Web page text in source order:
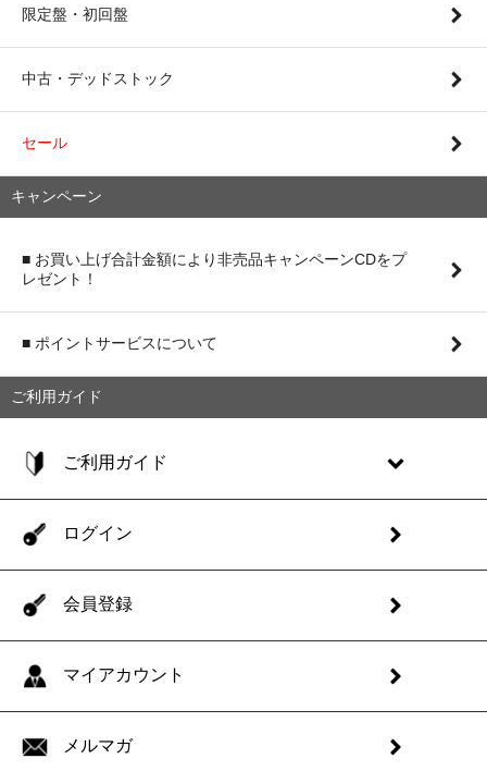
限定盤・初回盤
中古・デッドストック
セール
キャンペーン
■ お買い上げ合計金額により非売品キャンペーンCDをプ
レゼント！
■ ポイントサービスについて
ご利用ガイド
ご利用ガイド
ログイン
会員登録
マイアカウント
メルマガ